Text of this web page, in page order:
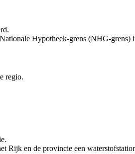
Hypotheek-grens (NHG-grens)
regio.
Rijk en de provincie een